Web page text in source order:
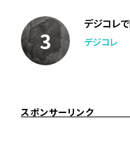
デジコレ
デジコレ
スポンサーリンク